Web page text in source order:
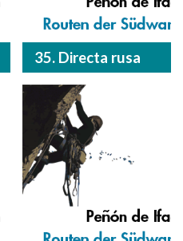
35. Directa rusa